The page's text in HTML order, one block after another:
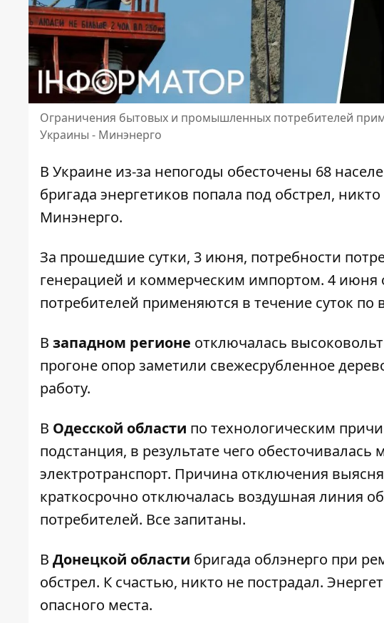
Ограничения бытовых и промышленных потребителей
Украины - Минэнерго
В Украине из-за непогоды обесточены 68
бригада энергетиков попала под обстрел,
Минэнерго.
За прошедшие сутки, 3 июня, потребности
генерацией и коммерческим импортом. 4 июня
потребителей применяются в течение суток
В западном регионе отключалась
прогоне опор заметили свежесрубленное
работу.
В Одесской области по технологическим
подстанция, в результате чего
электротранспорт. Причина отключения
краткосрочно отключалась воздушная линия
потребителей. Все запитаны.
В Донецкой области бригада облэнерго при
обстрел. К счастью, никто не пострадал.
опасного места.